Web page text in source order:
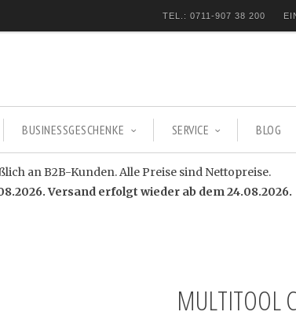
TEL.: 0711-907 38 200
BUSINESSGESCHENKE SERVICE BLOG
an B2B-Kunden. Alle Preise sind Nettopreise.
Versand erfolgt wieder ab dem 24.08.2026.
MULTITOOL